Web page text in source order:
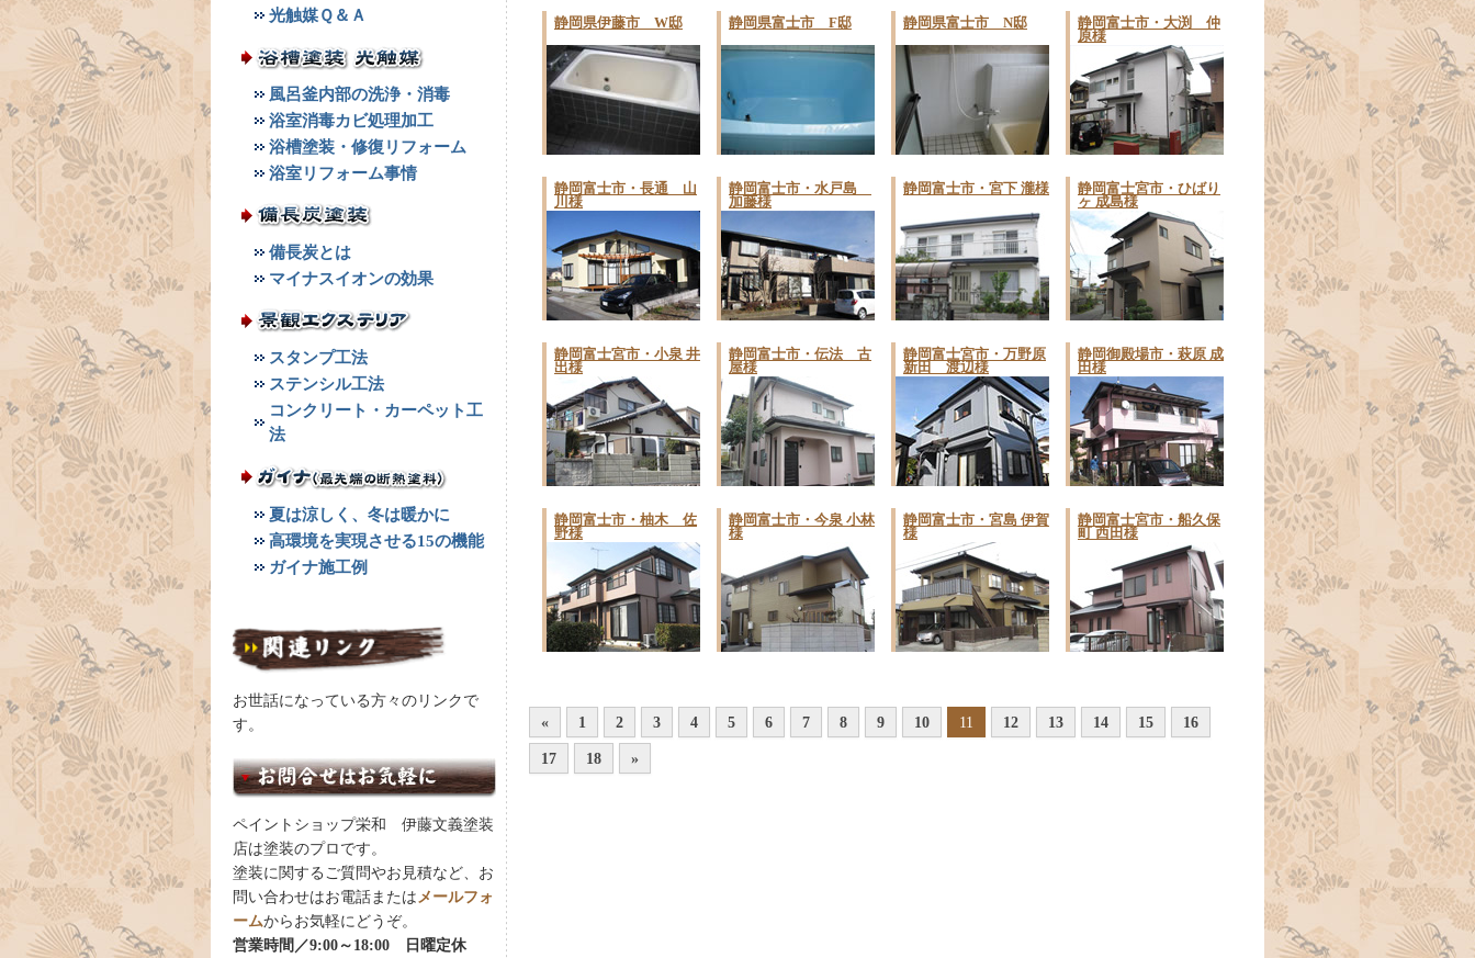
光触媒Ｑ＆Ａ
風呂釜内部の洗浄・消毒
浴室消毒カビ処理加工
浴槽塗装・修復リフォーム
浴室リフォーム事情
備長炭とは
マイナスイオンの効果
スタンプ工法
ステンシル工法
コンクリート・カーペット工
法
夏は涼しく、冬は暖かに
高環境を実現させる15の機能
ガイナ施工例
お世話になっている方々のリンクで
す。
ペイントショップ栄和 伊藤文義塗装
店は塗装のプロです。
塗装に関するご質問やお見積など、お
問い合わせはお電話または メールフォ
ームからお気軽にどうぞ。
営業時間／9:00～18:00 日曜定休
静岡県伊藤市 W邸 静岡県富士市 F邸 静岡県富士市 N邸
静岡富士市・大渕 仲
原様
静岡富士市・長通 山
川様
静岡富士市・水戸島
加藤様
静岡富士市・宮下 瀧様
静岡富士宮市・ひばり
ヶ 成島様
静岡富士宮市・小泉 井
出様
静岡富士市・伝法 古
屋様
静岡富士宮市・万野原
新田 渡辺様
静岡御殿場市・萩原 成
田様
静岡富士市・柚木 佐
野様
静岡富士市・今泉 小林
様
静岡富士市・宮島 伊賀
様
静岡富士宮市・船久保
町 西田様
« 1 2 3 4 5 6 7 8 9 10 11 12 13 14 15 16
17 18 »